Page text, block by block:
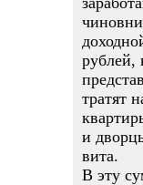
рублей,
тратят
и
вита.
В эту